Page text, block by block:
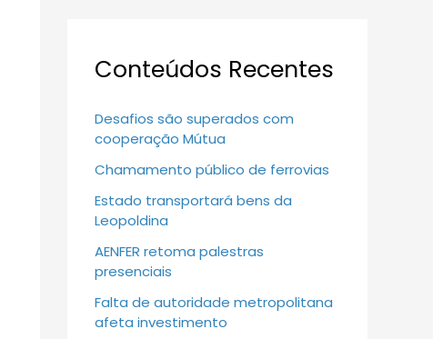
Conteúdos Recentes
Desafios são superados com
cooperação Mútua
Chamamento público de ferrovias
Estado transportará bens da
Leopoldina
AENFER retoma palestras
presenciais
Falta de autoridade metropolitana
afeta investimento